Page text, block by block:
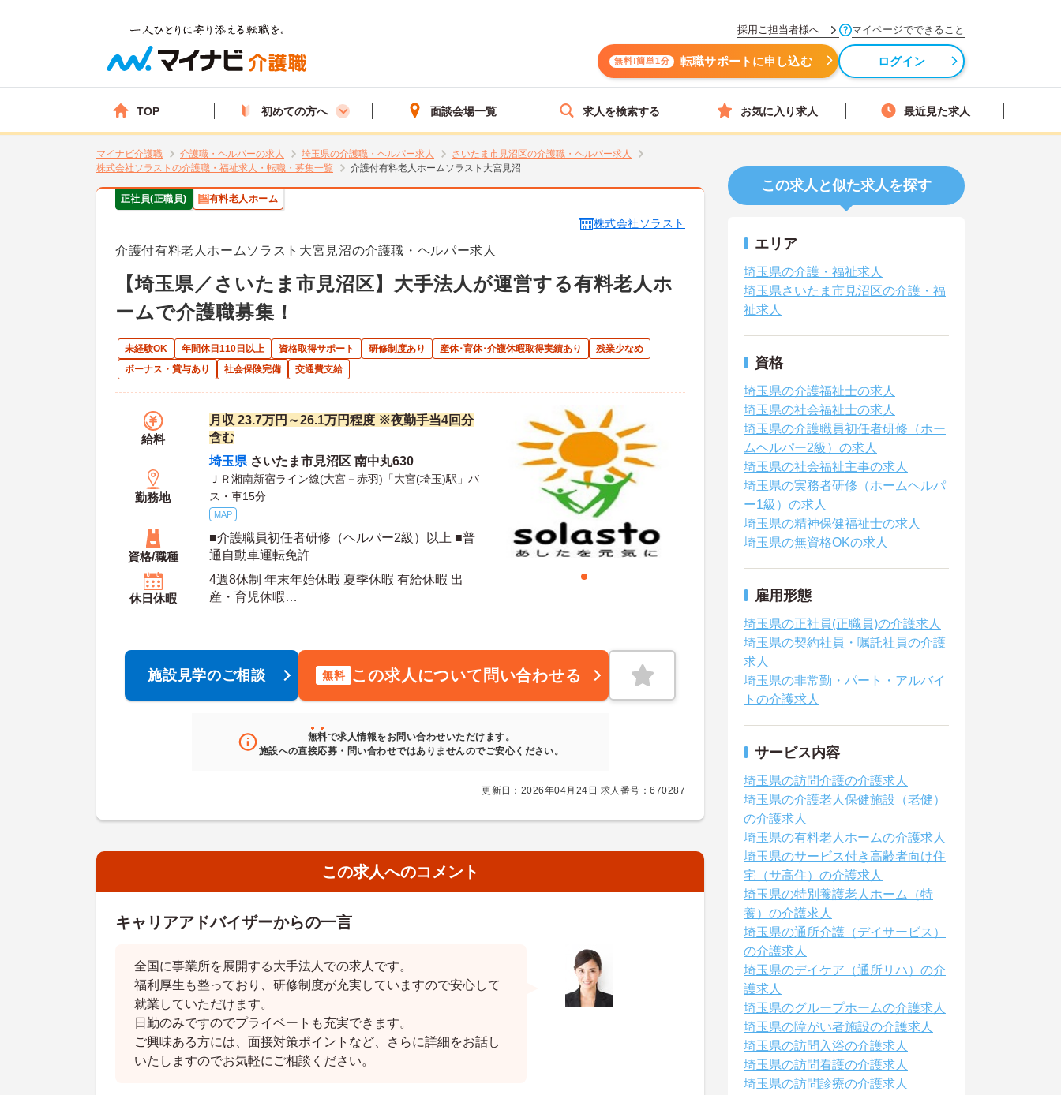
採用ご担当者様へ マイページでできること
無料!簡単1分 転職サポートに申し込む ログイン
TOP 初めての方へ 面談会場一覧 求人を検索する お気に入り求人 最近見た求人
マイナビ介護職 介護職・ヘルパーの求人 埼玉県の介護職・ヘルパー求人
さいたま市見沼区の介護職・ヘルパー求人
株式会社ソラストの介護職・福祉求人・転職・募集一覧
介護付有料老人ホームソラスト大宮見沼
正社員(正職員) 有料老人ホーム
株式会社ソラスト
介護付有料老人ホームソラスト大宮見沼の介護職・ヘルパー求人
【埼玉県／さいたま市見沼区】大手法人が運営する有料老人ホ
ームで介護職募集！
未経験OK 年間休日110日以上 資格取得サポート 研修制度あり 産休･育休･介護休暇取得実績あり
残業少なめ
ボーナス・賞与あり
社会保険完備 交通費支給
給料
月収 23.7万円～26.1万円程度 ※夜勤手当4回分
含む
勤務地
埼玉県 さいたま市見沼区 南中丸630
ＪＲ湘南新宿ライン線(大宮－赤羽)「大宮(埼玉)駅」バ
ス・車15分
MAP
資格/職種
■介護職員初任者研修（ヘルパー2級）以上 ■普
通自動車運転免許
休日休暇
4週8休制 年末年始休暇 夏季休暇 有給休暇 出
産・育児休暇
施設見学のご相談 無料 この求人について問い合わせる
無料で求人情報をお問い合わせいただけます。
施設への直接応募・問い合わせではありませんのでご安心ください。
更新日：2026年04月24日 求人番号：670287
この求人へのコメント
キャリアアドバイザーからの一言
全国に事業所を展開する大手法人での求人です。
福利厚生も整っており、研修制度が充実していますので安心して
就業していただけます。
日勤のみですのでプライベートも充実できます。
ご興味ある方には、面接対策ポイントなど、さらに詳細をお話し
いたしますのでお気軽にご相談ください。
この求人と似た求人を探す
エリア
埼玉県の介護・福祉求人
埼玉県さいたま市見沼区の介護・福
祉求人
資格
埼玉県の介護福祉士の求人
埼玉県の社会福祉士の求人
埼玉県の介護職員初任者研修（ホー
ムヘルパー2級）の求人
埼玉県の社会福祉主事の求人
埼玉県の実務者研修（ホームヘルパ
ー1級）の求人
埼玉県の精神保健福祉士の求人
埼玉県の無資格OKの求人
雇用形態
埼玉県の正社員(正職員)の介護求人
埼玉県の契約社員・嘱託社員の介護
求人
埼玉県の非常勤・パート・アルバイ
トの介護求人
サービス内容
埼玉県の訪問介護の介護求人
埼玉県の介護老人保健施設（老健）
の介護求人
埼玉県の有料老人ホームの介護求人
埼玉県のサービス付き高齢者向け住
宅（サ高住）の介護求人
埼玉県の特別養護老人ホーム（特
養）の介護求人
埼玉県の通所介護（デイサービス）
の介護求人
埼玉県のデイケア（通所リハ）の介
護求人
埼玉県のグループホームの介護求人
埼玉県の障がい者施設の介護求人
埼玉県の訪問入浴の介護求人
埼玉県の訪問看護の介護求人
埼玉県の訪問診療の介護求人